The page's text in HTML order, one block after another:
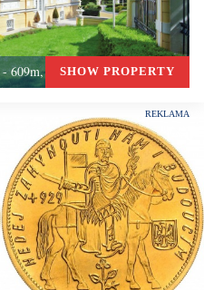
- 609m, Okolí PrahySHOW PROPERTY